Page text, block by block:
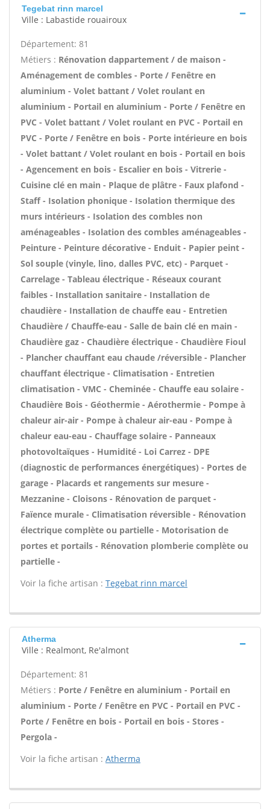
Tegebat rinn marcel
Ville : Labastide rouairoux
Département: 81
Métiers : Rénovation dappartement / de maison -
Aménagement de combles - Porte / Fenêtre en
aluminium - Volet battant / Volet roulant en
aluminium - Portail en aluminium - Porte / Fenêtre en
PVC - Volet battant / Volet roulant en PVC - Portail en
PVC - Porte / Fenêtre en bois - Porte intérieure en bois
- Volet battant / Volet roulant en bois - Portail en bois
- Agencement en bois - Escalier en bois - Vitrerie -
Cuisine clé en main - Plaque de plâtre - Faux plafond -
Staff - Isolation phonique - Isolation thermique des
murs intérieurs - Isolation des combles non
aménageables - Isolation des combles aménageables -
Peinture - Peinture décorative - Enduit - Papier peint -
Sol souple (vinyle, lino, dalles PVC, etc) - Parquet -
Carrelage - Tableau électrique - Réseaux courant
faibles - Installation sanitaire - Installation de
chaudière - Installation de chauffe eau - Entretien
Chaudière / Chauffe-eau - Salle de bain clé en main -
Chaudière gaz - Chaudière électrique - Chaudière Fioul
- Plancher chauffant eau chaude /réversible - Plancher
chauffant électrique - Climatisation - Entretien
climatisation - VMC - Cheminée - Chauffe eau solaire -
Chaudière Bois - Géothermie - Aérothermie - Pompe à
chaleur air-air - Pompe à chaleur air-eau - Pompe à
chaleur eau-eau - Chauffage solaire - Panneaux
photovoltaïques - Humidité - Loi Carrez - DPE
(diagnostic de performances énergétiques) - Portes de
garage - Placards et rangements sur mesure -
Mezzanine - Cloisons - Rénovation de parquet -
Faïence murale - Climatisation réversible - Rénovation
électrique complète ou partielle - Motorisation de
portes et portails - Rénovation plomberie complète ou
partielle -
Voir la fiche artisan : Tegebat rinn marcel
Atherma
Ville : Realmont, Re'almont
Département: 81
Métiers : Porte / Fenêtre en aluminium - Portail en
aluminium - Porte / Fenêtre en PVC - Portail en PVC -
Porte / Fenêtre en bois - Portail en bois - Stores -
Pergola -
Voir la fiche artisan : Atherma